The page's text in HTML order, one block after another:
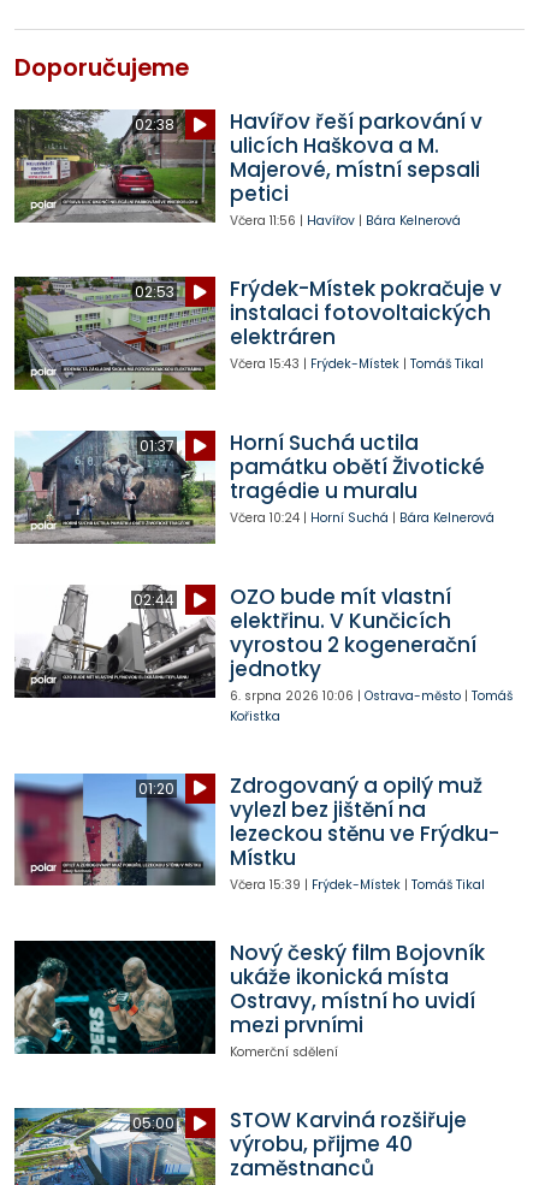
Doporučujeme
02:38
Havířov řeší parkování v
ulicích Haškova a M.
Majerové, místní sepsali
petici
Včera 11:56 | Havířov| Bára Kelnerová
02:53
Frýdek-Místek pokračuje v
instalaci fotovoltaických
elektráren
Včera 15:43 | Frýdek-Místek| Tomáš Tikal
01:37
Horní Suchá uctila
památku obětí Životické
tragédie u muralu
Včera 10:24| Horní Suchá | Bára Kelnerová
02:44
OZO bude mít vlastní
elektřinu. V Kunčicích
vyrostou 2 kogenerační
jednotky
6. srpna 2026 10:06 | Ostrava-město| Tomáš
Kořistka
01:20
Zdrogovaný a opilý muž
vylezl bez jištění na
lezeckou stěnu ve Frýdku-
Místku
Včera 15:39 | Frýdek-Místek| Tomáš Tikal
Nový český film Bojovník
ukáže ikonická místa
Ostravy, místní ho uvidí
mezi prvními
Komerční sdělení
05:00
STOW Karviná rozšiřuje
výrobu, přijme 40
zaměstnanců